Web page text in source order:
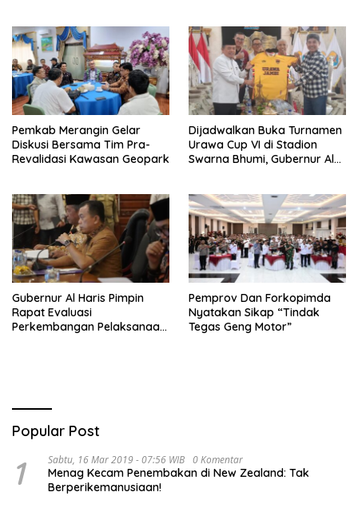
Pemkab Merangin Gelar
Diskusi Bersama Tim Pra-
Revalidasi Kawasan Geopark
Dijadwalkan Buka Turnamen
Urawa Cup VI di Stadion
Swarna Bhumi, Gubernur Al
Gubernur Al Haris Pimpin
Rapat Evaluasi
Perkembangan Pelaksanaan
Pemprov Dan Forkopimda
Nyatakan Sikap “Tindak
Tegas Geng Motor”
Popular Post
1 Sabtu, 16 Mar 2019 - 07:56 WIB 0 Komentar
Menag Kecam Penembakan di New Zealand: Tak
Berperikemanusiaan!